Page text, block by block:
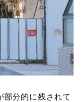
部分的に残されて